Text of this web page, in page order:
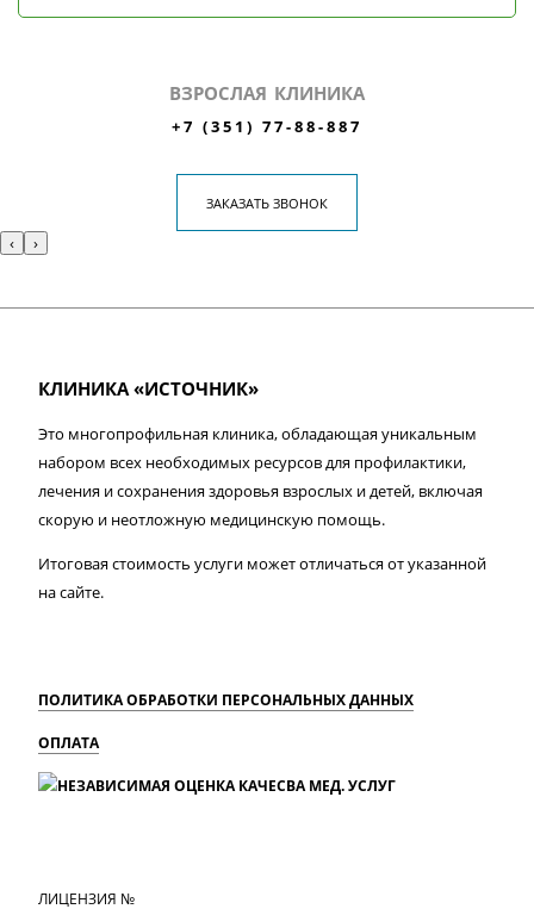
ВЗРОСЛАЯ КЛИНИКА
+7 (351) 77-88-887
ЗАКАЗАТЬ ЗВОНОК
‹ ›
КЛИНИКА «ИСТОЧНИК»
Это многопрофильная клиника, обладающая уникальным
набором всех необходимых ресурсов для профилактики,
лечения и сохранения здоровья взрослых и детей, включая
скорую и неотложную медицинскую помощь.
Итоговая стоимость услуги может отличаться от указанной
на сайте.
ПОЛИТИКА ОБРАБОТКИ ПЕРСОНАЛЬНЫХ ДАННЫХ
ОПЛАТА
ЛИЦЕНЗИЯ №